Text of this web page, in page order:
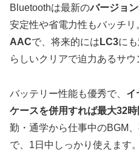
Bluetoothは最新のバージョ
安定性や省電力性もバッチ
AACで、将来的には LC3に
らしいクリアで迫力あるサウ
バッテリー性能も優秀で、 イ
ケースを併用すれば最大32時
勤・通学から仕事中のBGM
で、1日中しっかり使えます。